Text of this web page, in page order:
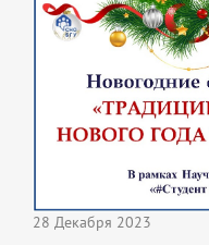
28 Декабря 2023